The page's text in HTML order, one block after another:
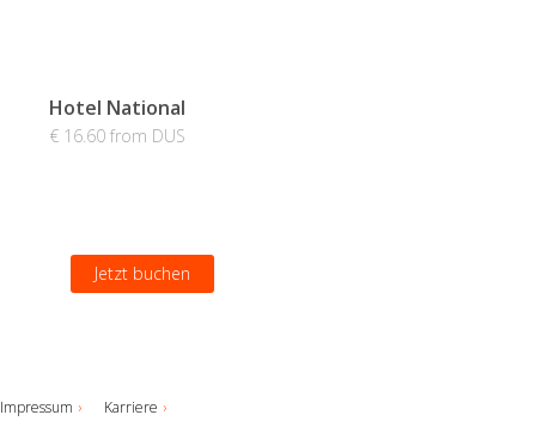
Hotel National
€ 16.60 from DUS
Jetzt buchen
Impressum Karriere